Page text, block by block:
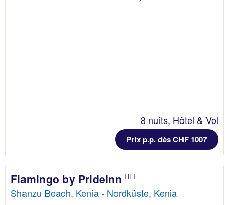
8 nuits, Hôtel & Vol
Prix p.p. dès CHF 1007
Flamingo by PrideInn
Shanzu Beach, Kenia - Nordküste, Kenia